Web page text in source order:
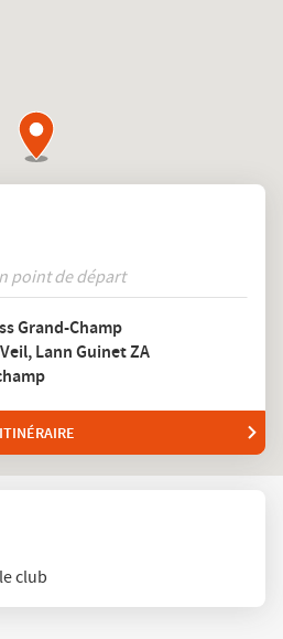
Grand-Champ
Lann Guinet ZA
ITINÉRAIRE
JUSQU'AU
club